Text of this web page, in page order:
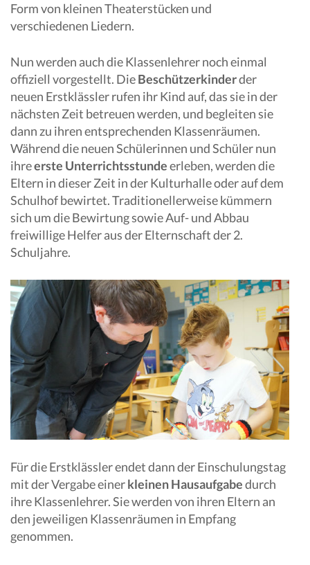
Form von kleinen Theaterstücken und
verschiedenen Liedern.
Nun werden auch die Klassenlehrer noch einmal
offiziell vorgestellt. DieBeschützerkinderder
neuen Erstklässler rufen ihr Kind auf, das sie in der
nächsten Zeit betreuen werden, und begleiten sie
dann zu ihren entsprechenden Klassenräumen.
Während die neuen Schülerinnen und Schüler nun
ihreerste Unterrichtsstundeerleben, werden die
Eltern in dieser Zeit in der Kulturhalle oder auf dem
Schulhof bewirtet. Traditionellerweise kümmern
sich um die Bewirtung sowie Auf- und Abbau
freiwillige Helfer aus der Elternschaft der 2.
Schuljahre.
Für die Erstklässler endet dann der Einschulungstag
mit der Vergabe einerkleinen Hausaufgabedurch
ihre Klassenlehrer. Sie werden von ihren Eltern an
den jeweiligen Klassenräumen in Empfang
genommen.